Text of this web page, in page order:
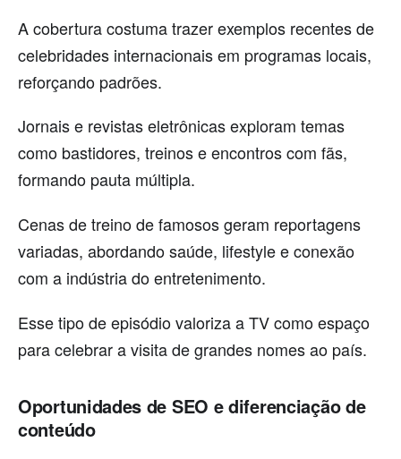
A cobertura costuma trazer exemplos recentes de
celebridades internacionais em programas locais,
reforçando padrões.
Jornais e revistas eletrônicas exploram temas
como bastidores, treinos e encontros com fãs,
formando pauta múltipla.
Cenas de treino de famosos geram reportagens
variadas, abordando saúde, lifestyle e conexão
com a indústria do entretenimento.
Esse tipo de episódio valoriza a TV como espaço
para celebrar a visita de grandes nomes ao país.
Oportunidades de SEO e diferenciação de
conteúdo